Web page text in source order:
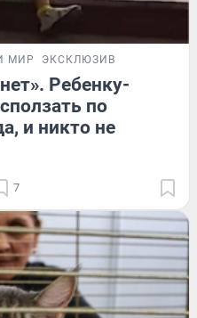
МИР ЭКСКЛЮЗИВ
Ребенку-
по
и никто не
7